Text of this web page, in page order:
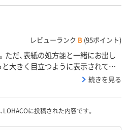
レビューランク B (95ポイント)
だ、表紙の処方箋と一緒にお出し
と大きく目立つように表示されてい
続きを見る
に投稿された内容です。